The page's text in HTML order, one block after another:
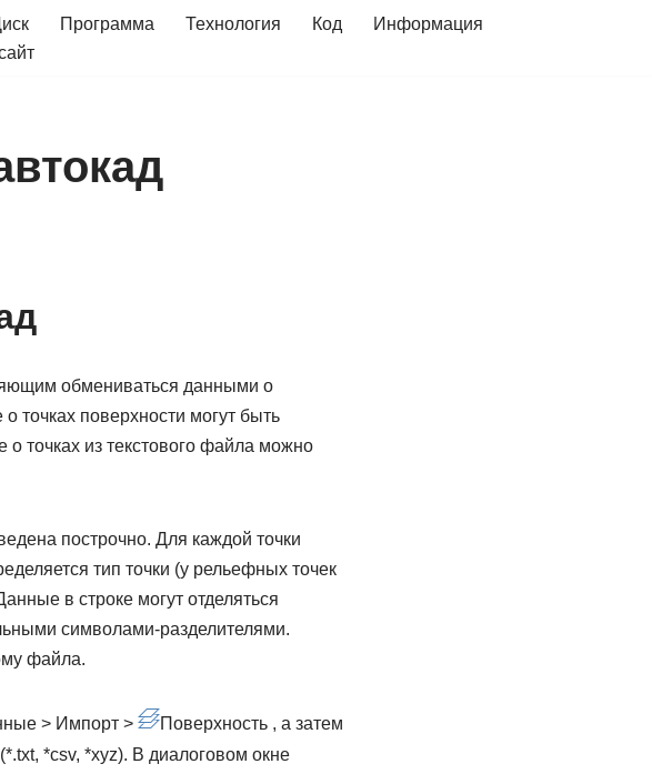
Программа Технология Код
Информация
обмениваться данными о
точках поверхности могут быть
точках из текстового файла можно
построчно. Для каждой точки
тип точки (у рельефных точек
в строке могут отделяться
символами-разделителями.
файла.
> Импорт >
Поверхность , а затем
*csv, *xyz). В диалоговом окне